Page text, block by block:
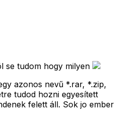
se tudom hogy milyen
azonos nevű *.rar, *.zip,
tudod hozni egyesített
felett áll. Sok jo ember